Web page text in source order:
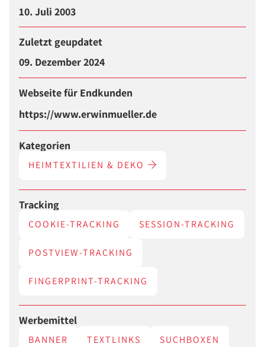
10. Juli 2003
Zuletzt geupdatet
09. Dezember 2024
Webseite für Endkunden
https://www.erwinmueller.de
Kategorien
HEIMTEXTILIEN & DEKO
Tracking
COOKIE-TRACKING SESSION-TRACKING
POSTVIEW-TRACKING
FINGERPRINT-TRACKING
Werbemittel
BANNER TEXTLINKS SUCHBOXEN